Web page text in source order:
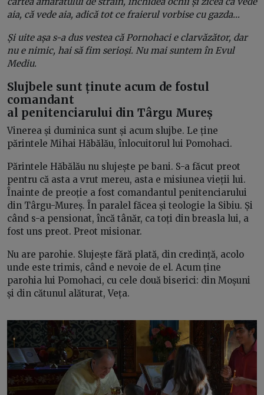
aia, că vede aia, adică tot ce fraierul vorbise cu gazda…
Și uite așa s-a dus vestea că Pornohaci e clarvăzător, dar
nu e nimic, hai să fim serioși. Nu mai suntem în Evul
Mediu.
Slujbele sunt ținute acum de fostul
comandant
al penitenciarului din Târgu Mureș
Vinerea și duminica sunt și acum slujbe. Le ține
părintele Mihai Hăbălău, înlocuitorul lui Pomohaci.
Părintele Hăbălău nu slujește pe bani. S-a făcut preot
pentru că asta a vrut mereu, asta e misiunea vieții lui.
Înainte de preoție a fost comandantul penitenciarului
din Târgu-Mureș. În paralel făcea și teologie la Sibiu. Și
când s-a pensionat, încă tânăr, ca toți din breasla lui, a
fost uns preot. Preot misionar.
Nu are parohie. Slujește fără plată, din credință, acolo
unde este trimis, când e nevoie de el. Acum ține
parohia lui Pomohaci, cu cele două biserici: din Moșuni
și din cătunul alăturat, Veța.